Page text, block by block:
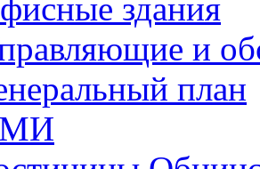
здания
и
план